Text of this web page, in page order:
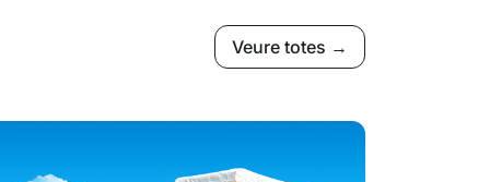
Veure totes →